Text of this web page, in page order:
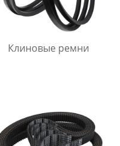
Клиновые ремни